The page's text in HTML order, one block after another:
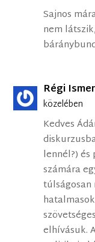
Sajnos
nem
Régi
közelében
Kedves
lennél?)
számára
elhívásuk.